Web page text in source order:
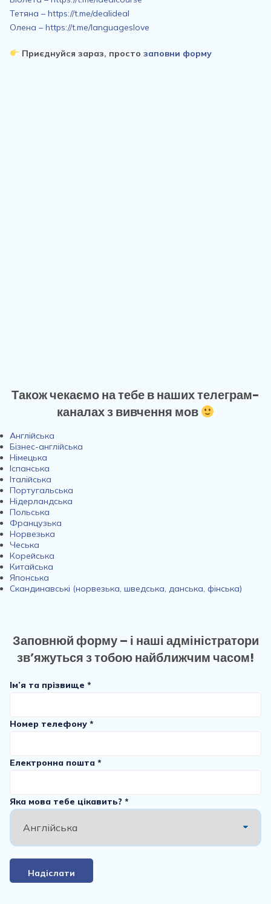
Тетяна – https://t.me/dealideal
Олена – https://t.me/languageslove
Приєднуйся зараз, просто заповни форму
Також чекаємо на тебе в наших телеграм-
каналах з вивчення мов
Англійська
Бізнес-англійська
Німецька
Іспанська
Італійська
Португальська
Нідерландська
Польська
Французька
Норвезька
Чеська
Корейська
Китайська
Японська
Скандинавські (норвезька, шведська, данська, фінська)
Заповнюй форму – і наші адміністратори
зв’яжуться з тобою найближчим часом!
Ім’я та прізвище *
Номер телефону *
Електронна пошта *
Яка мова тебе цікавить? *
Надіслати